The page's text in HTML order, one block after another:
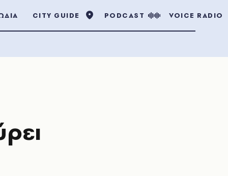
CITY GUIDE PODCAST VOICE RADIO